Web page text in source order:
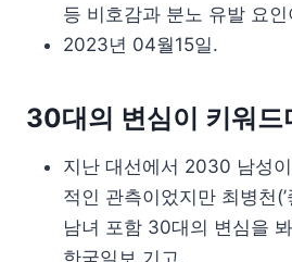
등 비호감과 분노 유발 요
2023년 04월15일.
30대의 변심이 키워드
지난 대선에서 2030 남성
적인 관측이었지만 최병천
남녀 포함 30대의 변심을
한국일보 기고.